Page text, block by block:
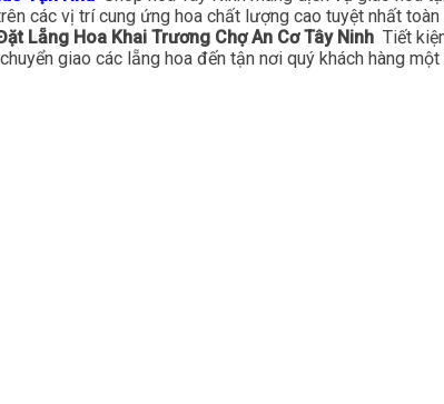
các vị trí cung ứng hoa chất lượng cao tuyệt nhất
Lẵng Hoa Khai Trương Chợ An Cơ Tây Ninh Tiết
giao các lẵng hoa đến tận nơi quý khách hàng một